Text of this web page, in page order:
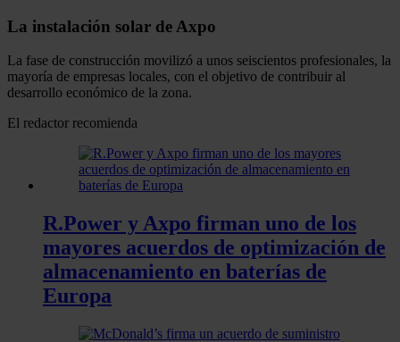
La instalación solar de Axpo
La fase de construcción movilizó a unos seiscientos profesionales, la
mayoría de empresas locales, con el objetivo de contribuir al
desarrollo económico de la zona.
El redactor recomienda
R.Power y Axpo firman uno de los
mayores acuerdos de optimización de
almacenamiento en baterías de
Europa